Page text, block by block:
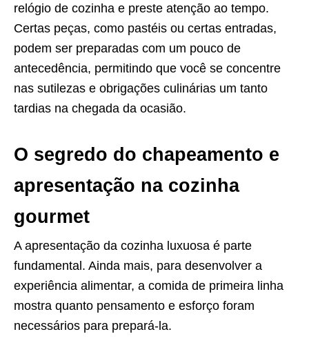
relógio de cozinha e preste atenção ao tempo.
Certas peças, como pastéis ou certas entradas,
podem ser preparadas com um pouco de
antecedência, permitindo que você se concentre
nas sutilezas e obrigações culinárias um tanto
tardias na chegada da ocasião.
O segredo do chapeamento e
apresentação na cozinha
gourmet
A apresentação da cozinha luxuosa é parte
fundamental. Ainda mais, para desenvolver a
experiência alimentar, a comida de primeira linha
mostra quanto pensamento e esforço foram
necessários para prepará-la.